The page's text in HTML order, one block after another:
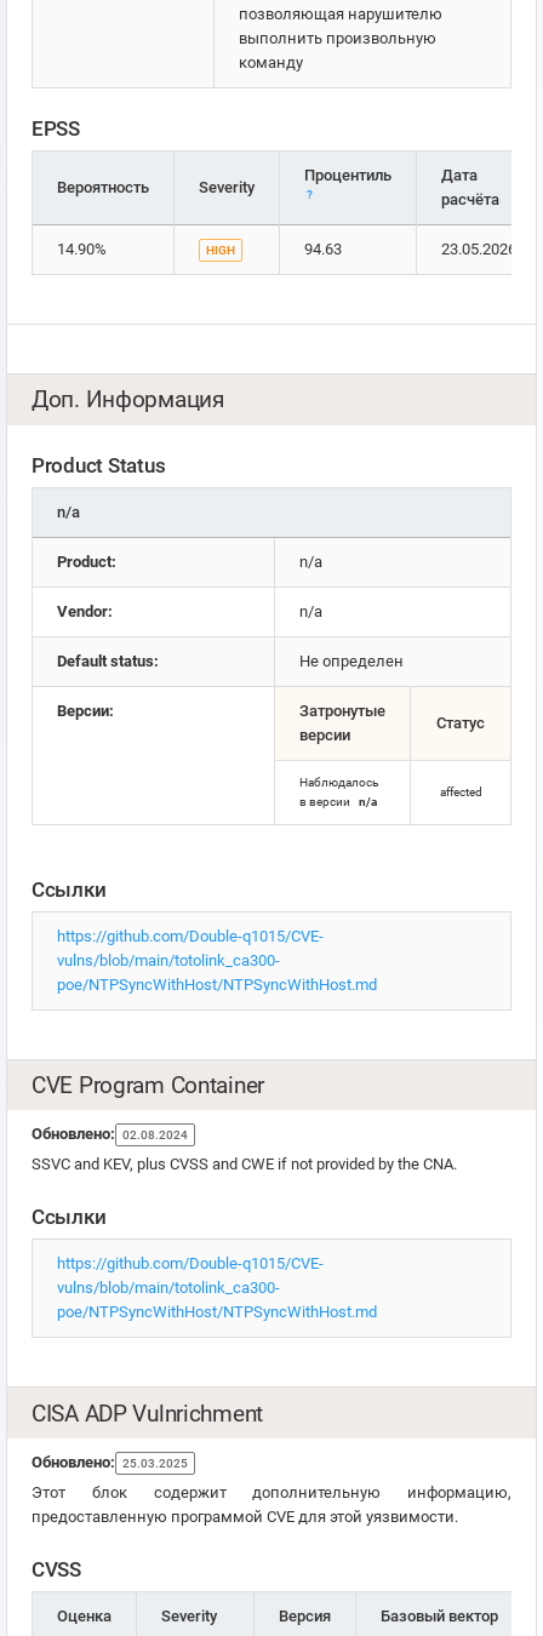
позволяющая нарушителю
выполнить произвольную
команду
EPSS
Вероятность Severity
Процентиль
?
Дата
расчёта
14.90% HIGH 94.63 23.05.2026
Доп. Информация
Product Status
n/a
Product: n/a
Vendor: n/a
Default status: Не определен
Версии:
Затронутые
версии
Статус
Наблюдалось
в версии
n/a
affected
Ссылки
https://github.com/Double-q1015/CVE-
vulns/blob/main/totolink_ca300-
poe/NTPSyncWithHost/NTPSyncWithHost.md
CVE Program Container
Обновлено: 02.08.2024
SSVC and KEV, plus CVSS and CWE if not provided by the CNA.
Ссылки
https://github.com/Double-q1015/CVE-
vulns/blob/main/totolink_ca300-
poe/NTPSyncWithHost/NTPSyncWithHost.md
CISA ADP Vulnrichment
Обновлено: 25.03.2025
Этот блок содержит дополнительную информацию,
предоставленную программой CVE для этой уязвимости.
CVSS
Оценка Severity Версия Базовый вектор